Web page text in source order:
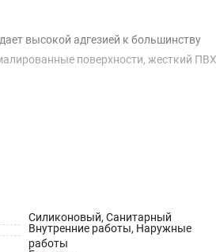
высокой адгезией к большинству
поверхности, жесткий ПВХ
Силиконовый, Санитарный
Внутренние работы, Наружные
работы